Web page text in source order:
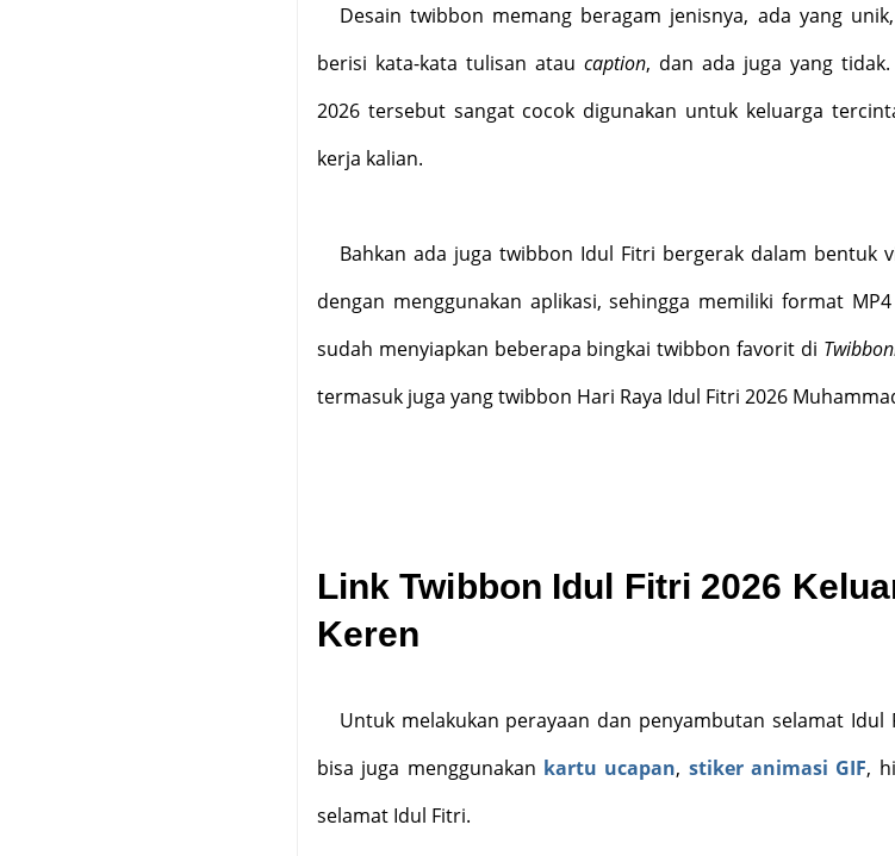
Desain twibbon memang beragam jenisnya, ada yang
berisi kata-kata tulisan atau caption, dan ada juga yang
2026 tersebut sangat cocok digunakan untuk keluarga
kerja kalian.
Bahkan ada juga twibbon Idul Fitri bergerak dalam bentuk
dengan menggunakan aplikasi, sehingga memiliki format MP4
sudah menyiapkan beberapa bingkai twibbon favorit di
termasuk juga yang twibbon Hari Raya Idul Fitri 2026
Link Twibbon Idul Fitri 2026
Keren
Untuk melakukan perayaan dan penyambutan selamat Idul
bisa juga menggunakan kartu ucapan, stiker animasi GIF,
selamat Idul Fitri.